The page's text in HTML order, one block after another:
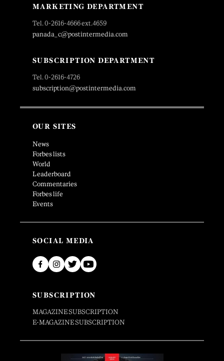
MARKETING DEPARTMENT
Tel. 0-2616-4666 ext.4659
panada_c@postintermedia.com
SUBSCRIPTION DEPARTMENT
Tel. 0-2616-4726
subscription@postintermedia.com
OUR SITES
News
Forbes lists
World
Leaderboard
Commentaries
Forbes life
Events
SOCIAL MEDIA
SUBSCRIPTION
MAGAZINE SUBSCRIPTION
E-MAGAZINE SUBSCRIPTION